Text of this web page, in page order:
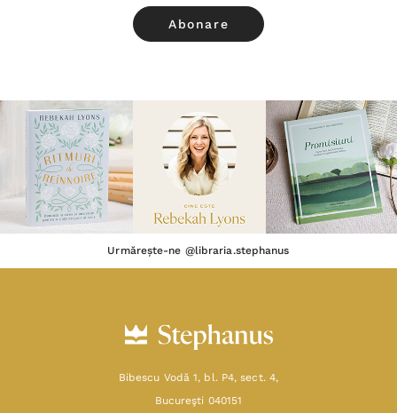
Urmărește-ne @libraria.stephanus
Bibescu Vodă 1, bl. P4, sect. 4,
Bucureşti 040151